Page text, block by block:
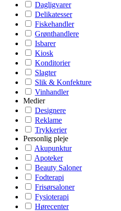
Dagligvarer
Delikatesser
Fiskehandler
Grønthandlere
Isbarer
Kiosk
Konditorier
Slagter
Slik & Konfekture
Vinhandler
Medier
Designere
Reklame
Trykkerier
Personlig pleje
Akupunktur
Apoteker
Beauty Saloner
Fodterapi
Frisørsaloner
Fysioterapi
Hørecenter